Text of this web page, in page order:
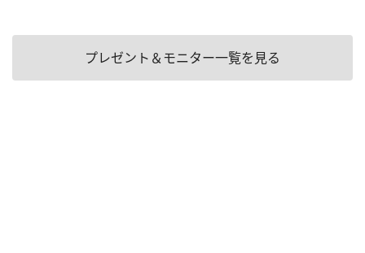
プレゼント＆モニター一覧を見る